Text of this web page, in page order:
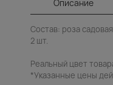
Описание
Состав: роза
2 шт.
Реальный цвет
*Указанные цены